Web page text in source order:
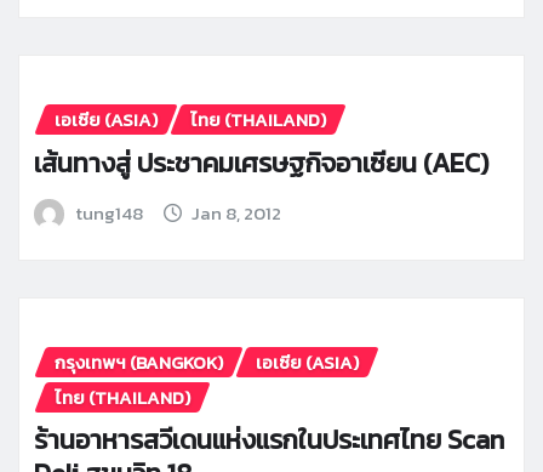
เอเซีย (ASIA) ไทย (THAILAND)
เส้นทางสู่ ประชาคมเศรษฐกิจอาเซียน (AEC)
tung148 Jan 8, 2012
กรุงเทพฯ (BANGKOK)
เอเซีย (ASIA)
ไทย (THAILAND)
ร้านอาหารสวีเดนแห่งแรกในประเทศไทย Scan